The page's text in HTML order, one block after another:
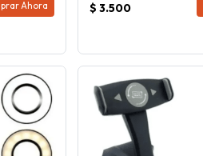
Ahora $ 3.500